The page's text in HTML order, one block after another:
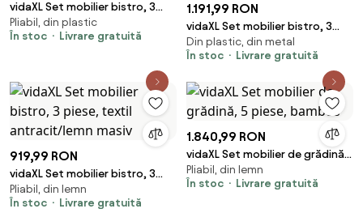
vidaXL Set mobilier bistro, 3
piese, verde, plastic
Pliabil, din plastic
În stoc
Livrare gratuită
1.191,99 RON
vidaXL Set mobilier bistro, 3
piese, teracotă/alb, plăci
ceramice
Din plastic, din metal
În stoc
Livrare gratuită
919,99 RON
vidaXL Set mobilier bistro, 3
piese, textil antracit/lemn
masiv
Pliabil, din lemn
În stoc
Livrare gratuită
1.840,99 RON
vidaXL Set mobilier de grădină,
5 piese, bambus
Pliabil, din lemn
În stoc
Livrare gratuită